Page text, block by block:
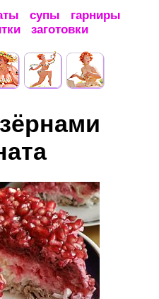
супы
гарниры
заготовки